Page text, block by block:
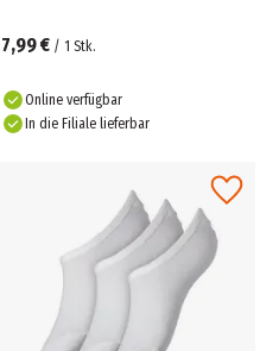
7,99 € / 1 Stk.
Online verfügbar
In die Filiale lieferbar